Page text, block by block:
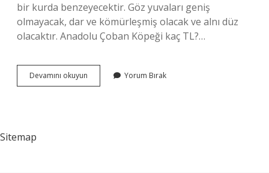
bir kurda benzeyecektir. Göz yuvaları geniş
olmayacak, dar ve kömürleşmiş olacak ve alnı düz
olacaktır. Anadolu Çoban Köpeği kaç TL?…
Devamını okuyun
Kangal
Yorum Bırak
Sitemap